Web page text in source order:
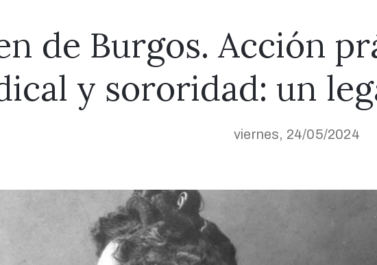
de Burgos. Acción
y sororidad: un
viernes, 24/05/2024